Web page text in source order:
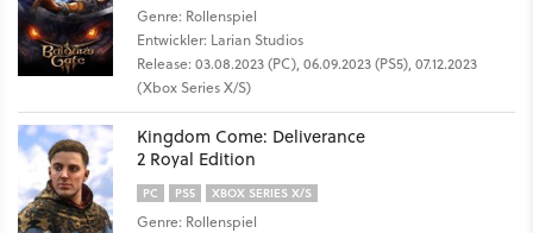
Genre: Rollenspiel
Entwickler: Larian Studios
Release: 03.08.2023 (PC), 06.09.2023 (PS5), 07.12.2023
(Xbox Series X/S)
Kingdom Come: Deliverance
2 Royal Edition
PC PS5 XBOX SERIES X/S
Genre: Rollenspiel